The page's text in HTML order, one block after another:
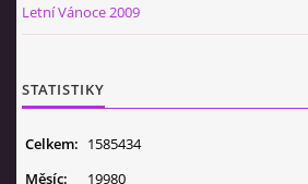
Letní Vánoce 2009
STATISTIKY
Celkem: 1585434
Měsíc:
19980